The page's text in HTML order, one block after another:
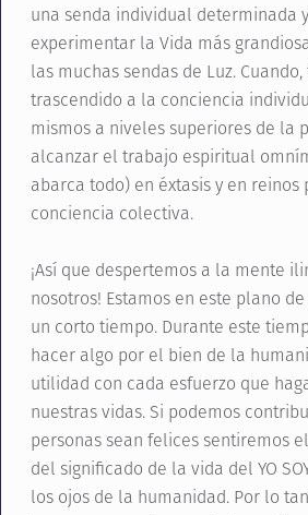
una senda individual determinada
experimentar la Vida más
las muchas sendas de Luz.
trascendido a la conciencia
mismos a niveles superiores de la
alcanzar el trabajo espiritual
abarca todo) en éxtasis y en reinos
conciencia colectiva.
¡Así que despertemos a la mente
nosotros! Estamos en este plano
un corto tiempo. Durante este
hacer algo por el bien de la
utilidad con cada esfuerzo que
nuestras vidas. Si podemos
personas sean felices sentiremos
del significado de la vida del YO
los ojos de la humanidad. Por lo